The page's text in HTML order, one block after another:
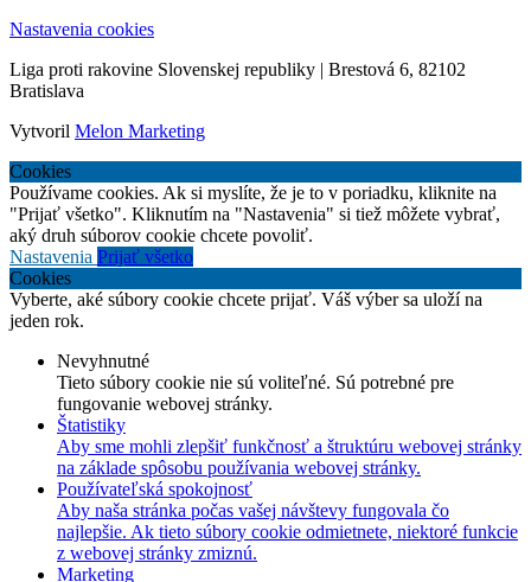
Nastavenia cookies
Liga proti rakovine Slovenskej republiky | Brestová 6, 82102
Bratislava
Vytvoril Melon Marketing
Cookies
Používame cookies. Ak si myslíte, že je to v poriadku, kliknite na
"Prijať všetko". Kliknutím na "Nastavenia" si tiež môžete vybrať,
aký druh súborov cookie chcete povoliť.
Nastavenia Prijať všetko
Cookies
Vyberte, aké súbory cookie chcete prijať. Váš výber sa uloží na
jeden rok.
Nevyhnutné
Tieto súbory cookie nie sú voliteľné. Sú potrebné pre
fungovanie webovej stránky.
Štatistiky
Aby sme mohli zlepšiť funkčnosť a štruktúru webovej stránky
na základe spôsobu používania webovej stránky.
Používateľská spokojnosť
Aby naša stránka počas vašej návštevy fungovala čo
najlepšie. Ak tieto súbory cookie odmietnete, niektoré funkcie
z webovej stránky zmiznú.
Marketing